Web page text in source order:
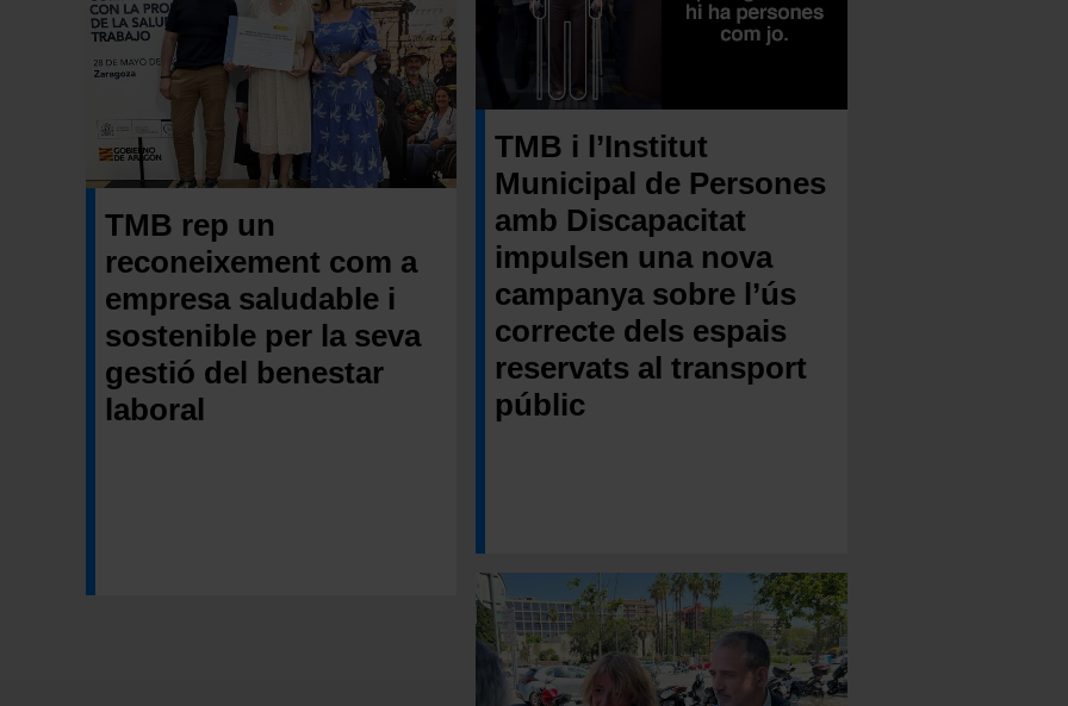
TMB rep un
reconeixement com a
empresa saludable i
sostenible per la seva
gestió del benestar
laboral
TMB i l’Institut
Municipal de Persones
amb Discapacitat
impulsen una nova
campanya sobre l’ús
correcte dels espais
reservats al transport
públic